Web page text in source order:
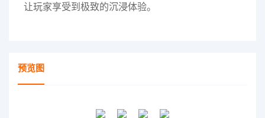
让玩家享受到极致的沉浸体验。
预览图